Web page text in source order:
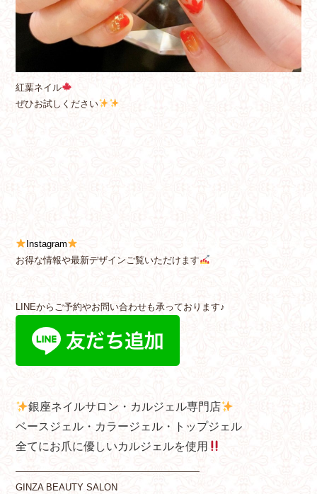
紅葉ネイル
ぜひお試しください
Instagram
お得な情報や最新デザインご覧いただけます
LINEからご予約やお問い合わせも承っております♪
銀座ネイルサロン・カルジェル専門店
ベースジェル・カラージェル・トップジェル
全てにお爪に優しいカルジェルを使用
————————————————————
GINZA BEAUTY SALON